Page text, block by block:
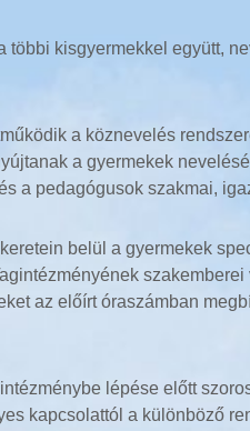
többi kisgyermekkel együtt,
a köznevelés
a gyermekek
a pedagógusok szakmai,
belül a gyermekek
az előírt óraszámban
lépése előtt
kapcsolattól a különböző